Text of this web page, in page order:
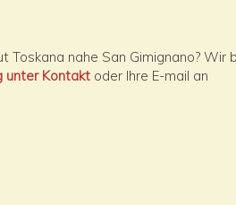
Toskana nahe San Gimignano? Wir
unter Kontakt oder Ihre E-mail an